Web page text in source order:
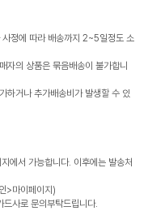
정에 따라 배송까지 2~5일정도 소
자의 상품은 묶음배송이 불가합니
하거나 추가배송비가 발생할 수 있
에서 가능합니다. 이후에는 발송처
>마이페이지)
사로 문의부탁드립니다.